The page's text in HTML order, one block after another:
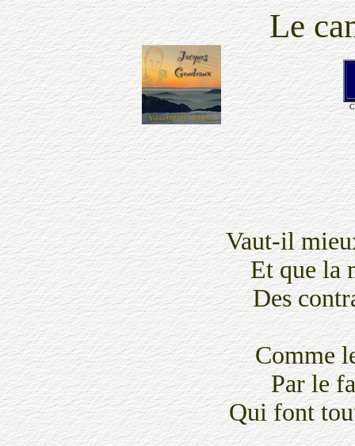
Le
Vaut-il
Et que la
Des
Comme
Par le
Qui font